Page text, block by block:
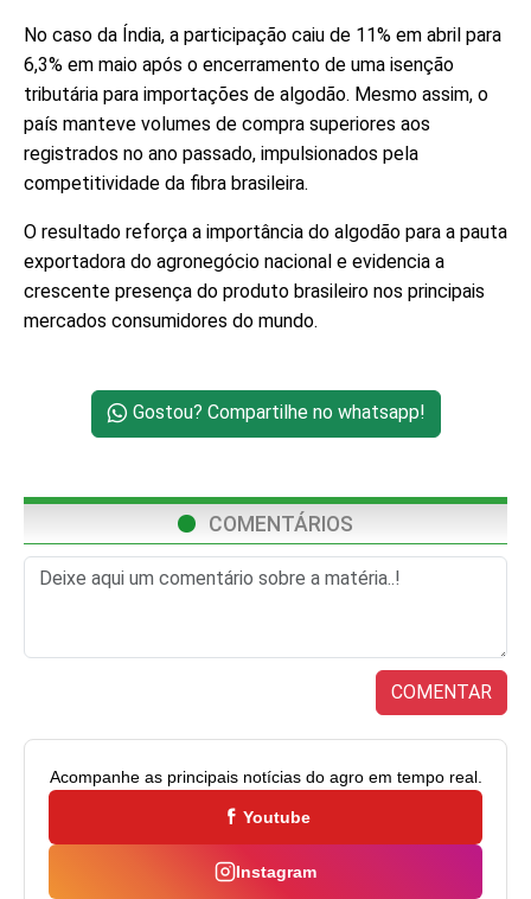
No caso da Índia, a participação caiu de 11% em abril para
6,3% em maio após o encerramento de uma isenção
tributária para importações de algodão. Mesmo assim, o
país manteve volumes de compra superiores aos
registrados no ano passado, impulsionados pela
competitividade da fibra brasileira.
O resultado reforça a importância do algodão para a pauta
exportadora do agronegócio nacional e evidencia a
crescente presença do produto brasileiro nos principais
mercados consumidores do mundo.
Gostou? Compartilhe no whatsapp!
COMENTÁRIOS
COMENTAR
Acompanhe as principais notícias do agro em tempo real.
Youtube
Instagram